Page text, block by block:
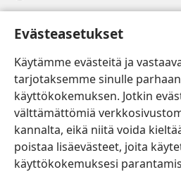
Evästeasetukset
Käytämme evästeitä ja
tarjotaksemme sinulle
käyttökokemuksen. Jotkin
välttämättömiä
kannalta, eikä niitä voida
poistaa lisäevästeet, joita
käyttökokemuksesi
(avaa
uuden
ikkunan)Vartiotornin VERKKOKIRJASTO
(avaa
uuden
ikkunan)JW Hub
(avaa
uuden
ikkunan)JW Library ®